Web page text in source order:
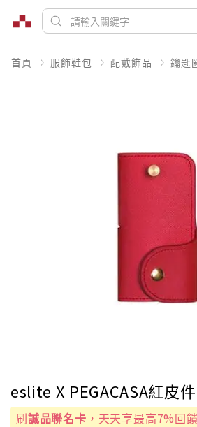
首頁 服飾鞋包 配戴飾品 鑰匙
eslite X PEGACASA紅皮
刷誠品聯名卡 ，天天享最高7%回饋